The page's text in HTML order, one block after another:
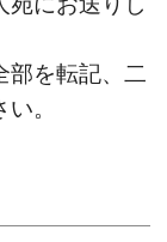
部を転記、二
。